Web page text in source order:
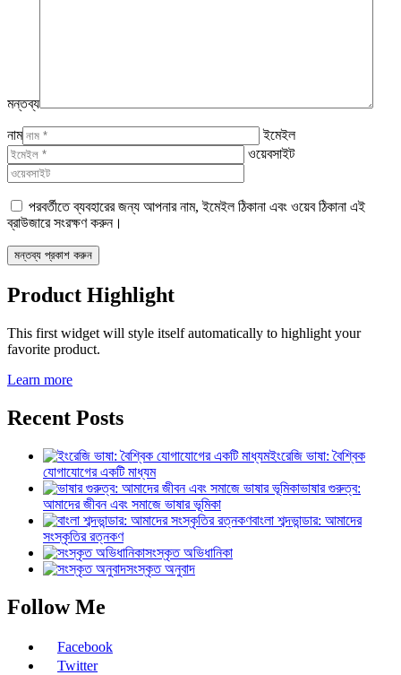
মন্তব্য
নাম
ইমেইল
ওয়েবসাইট
পরবর্তীতে ব্যবহারের জন্য আপনার নাম, ইমেইল ঠিকানা এবং ওয়েব ঠিকানা এই
ব্রাউজারে সংরক্ষণ করুন।
Product Highlight
This first widget will style itself automatically to highlight your
favorite product.
Learn more
Recent Posts
ইংরেজি ভাষা: বৈশ্বিক
যোগাযোগের একটি মাধ্যম
ভাষার গুরুত্ব:
আমাদের জীবন এবং সমাজে ভাষার ভূমিকা
বাংলা শব্দভান্ডার: আমাদের
সংস্কৃতির রত্নকণ
সংস্কৃত অভিধানিকা
সংস্কৃত অনুবাদ
Follow Me
Facebook
Twitter